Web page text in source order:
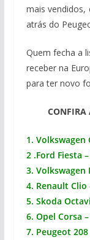
mais vendidos,
atrás do
Quem fecha a
receber na
para ter novo
CONFIRA
1. Volkswagen
2 .Ford Fiesta
3. Volkswagen
4. Renault Clio
5. Skoda
6. Opel Corsa
7. Peugeot 208